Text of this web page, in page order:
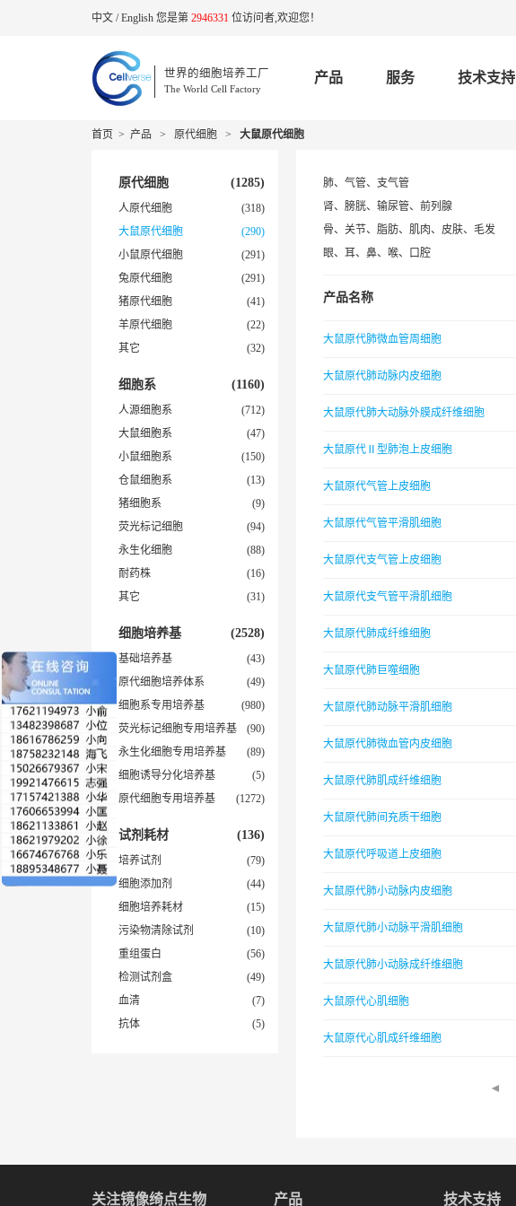
中文 /English 您是第 2946331 位访问者,欢迎您！
世界的细胞培养工厂
The World Cell Factory
产品 服务 技术支持
首页 > 产品 > 原代细胞 > 大鼠原代细胞
原代细胞 (1285)
人原代细胞
(318)
大鼠原代细胞
(290)
小鼠原代细胞
(291)
兔原代细胞
(291)
猪原代细胞
(41)
羊原代细胞
(22)
其它
(32)
细胞系 (1160)
人源细胞系
(712)
大鼠细胞系
(47)
小鼠细胞系
(150)
仓鼠细胞系
(13)
猪细胞系
(9)
荧光标记细胞
(94)
永生化细胞
(88)
耐药株
(16)
其它
(31)
细胞培养基 (2528)
基础培养基
(43)
原代细胞培养体系
(49)
细胞系专用培养基
(980)
荧光标记细胞专用培养基
(90)
永生化细胞专用培养基
(89)
细胞诱导分化培养基
(5)
原代细胞专用培养基
(1272)
试剂耗材 (136)
培养试剂
(79)
细胞添加剂
(44)
细胞培养耗材
(15)
污染物清除试剂
(10)
重组蛋白
(56)
检测试剂盒
(49)
血清
(7)
抗体
(5)
肺、气管、支气管
肾、膀胱、输尿管、前列腺
骨、关节、脂肪、肌肉、皮肤、毛发
眼、耳、鼻、喉、口腔
产品名称
大鼠原代肺微血管周细胞
大鼠原代肺动脉内皮细胞
大鼠原代肺大动脉外膜成纤维细胞
大鼠原代Ⅱ型肺泡上皮细胞
大鼠原代气管上皮细胞
大鼠原代气管平滑肌细胞
大鼠原代支气管上皮细胞
大鼠原代支气管平滑肌细胞
大鼠原代肺成纤维细胞
大鼠原代肺巨噬细胞
大鼠原代肺动脉平滑肌细胞
大鼠原代肺微血管内皮细胞
大鼠原代肺肌成纤维细胞
大鼠原代肺间充质干细胞
大鼠原代呼吸道上皮细胞
大鼠原代肺小动脉内皮细胞
大鼠原代肺小动脉平滑肌细胞
大鼠原代肺小动脉成纤维细胞
大鼠原代心肌细胞
大鼠原代心肌成纤维细胞
◄
关注镜像绮点生物 产品 技术支持